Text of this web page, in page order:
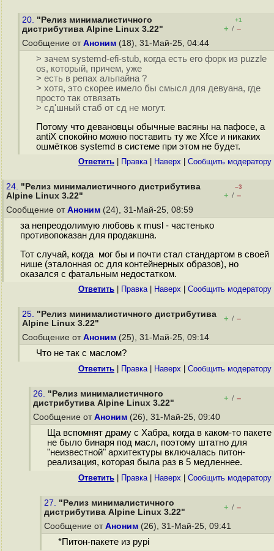
20. "Релиз минималистичного
дистрибутива Alpine Linux 3.22"
+1
+ / –
Сообщение от Аноним (18), 31-Май-25, 04:44
> зачем systemd-efi-stub, когда есть его форк из puzzle
os, который, причем, уже
> есть в репах альпайна ?
> хотя, это скорее имело бы смысл для девуана, где
просто так отвязать
> сд'шный стаб от сд не могут.
Потому что девановцы обычные васяны на пафосе, а
antiX спокойно можно поставить ту же Xfce и никаких
ошмётков systemd в системе при этом не будет.
Ответить Правка| Наверх Cообщить модератору
24. "Релиз минималистичного дистрибутива
Alpine Linux 3.22"
–3
+ / –
Сообщение от Аноним (24), 31-Май-25, 08:59
за непреодолимую любовь к musl - частенько
противопоказан для продакшна.
Тот случай, когда мог бы и почти стал стандартом в своей
нише (эталонная ос для контейнерных образов), но
оказался с фатальным недостатком.
Ответить Правка| Наверх Cообщить модератору
25. "Релиз минималистичного дистрибутива
Alpine Linux 3.22"
+ / –
Сообщение от Аноним (25), 31-Май-25, 09:14
Что не так с маслом?
Ответить Правка| Наверх Cообщить модератору
26. "Релиз минималистичного
дистрибутива Alpine Linux 3.22"
+ / –
Сообщение от Аноним (26), 31-Май-25, 09:40
Ща вспомнят драму с Хабра, когда в каком-то пакете
не было бинаря под масл, поэтому штатно для
"неизвестной" архитектуры включалась питон-
реализация, которая была раз в 5 медленнее.
Ответить Правка| Наверх Cообщить модератору
27. "Релиз минималистичного
дистрибутива Alpine Linux 3.22"
+ / –
Сообщение от Аноним (26), 31-Май-25, 09:41
*Питон-пакете из pypi